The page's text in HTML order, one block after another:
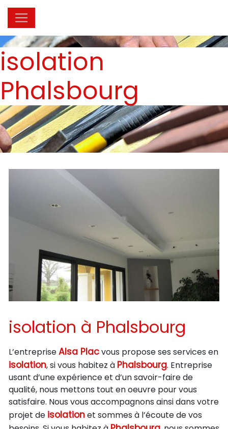
isolation
Phalsbourg
isolation à Phalsbourg
L’entrepriseAlsa Placvous propose ses services en
isolation, si vous habitez à Phalsbourg. Entreprise
usant d’une expérience et d’un savoir-faire de
qualité, nous mettons tout en oeuvre pour vous
satisfaire. Nous vous accompagnons ainsi dans votre
projet de isolationet sommes à l’écoute de vos
Panneau de gestion des cookies